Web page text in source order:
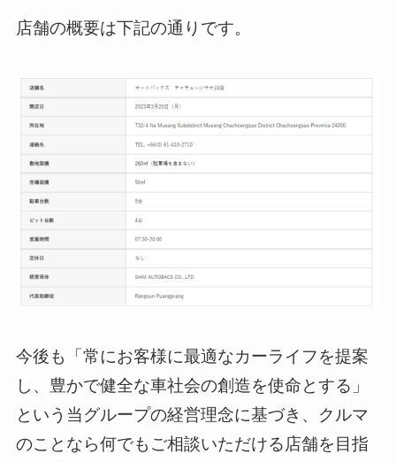
店舗の概要は下記の通りです。
今後も「常にお客様に最適なカーライフを提案
し、豊かで健全な車社会の創造を使命とする」
という当グループの経営理念に基づき、クルマ
のことなら何でもご相談いただける店舗を目指